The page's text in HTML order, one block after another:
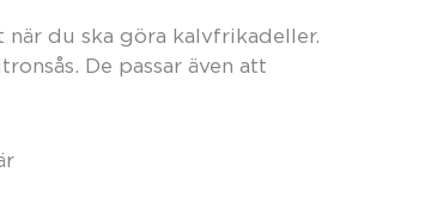
du ska göra kalvfrikadeller.
De passar även att